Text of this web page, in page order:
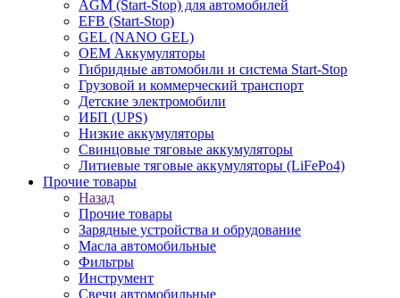
AGM (Start-Stop) для автомобилей
EFB (Start-Stop)
GEL (NANO GEL)
OEM Аккумуляторы
Гибридные автомобили и система Start-Stop
Грузовой и коммерческий транспорт
Детские электромобили
ИБП (UPS)
Низкие аккумуляторы
Свинцовые тяговые аккумуляторы
Литиевые тяговые аккумуляторы (LiFePo4)
Прочие товары
Назад
Прочие товары
Зарядные устройства и обрудование
Масла автомобильные
Фильтры
Инструмент
Свечи автомобильные